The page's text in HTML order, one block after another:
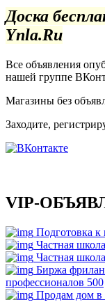
Доска
Ynla.Ru
Все объявления
нашей группе
Магазины без
Заходите,
VIP-
Подготовка к
Частная
Частная
Биржа
профессионалов 500
Продам дом в